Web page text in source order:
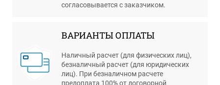
согласовывается с заказчиком.
ВАРИАНТЫ ОПЛАТЫ
Наличный расчет (для физических лиц),
безналичный расчет (для юридических
лиц). При безналичном расчете
предоплата 100% от договорной